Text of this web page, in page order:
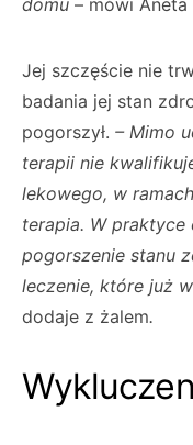
domu – mówi Aneta
Jej szczęście nie
badania jej stan
pogorszył. – Mimo
terapii nie
lekowego, w
terapia. W praktyce
pogorszenie stanu
leczenie, które już
dodaje z żalem.